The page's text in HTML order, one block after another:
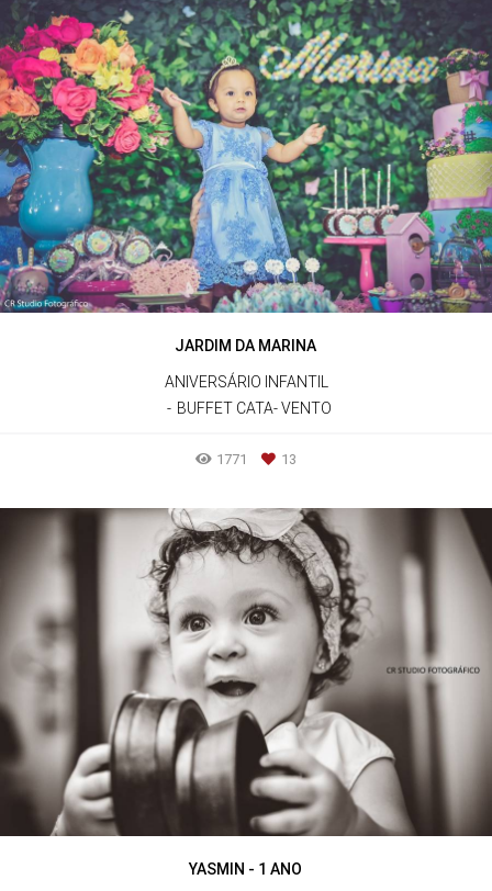
JARDIM DA MARINA
ANIVERSÁRIO INFANTIL
BUFFET CATA- VENTO
1771 13
YASMIN - 1 ANO